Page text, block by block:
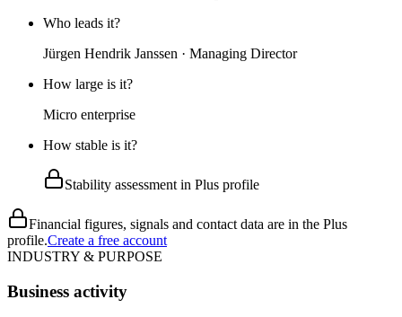
Who leads it?
Jürgen Hendrik Janssen · Managing Director
How large is it?
Micro enterprise
How stable is it?
Stability assessment in Plus profile
Financial figures, signals and contact data are in the Plus
profile.Create a free account
INDUSTRY & PURPOSE
Business activity